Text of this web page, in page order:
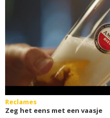
Reclames
Zeg het eens met een vaasje